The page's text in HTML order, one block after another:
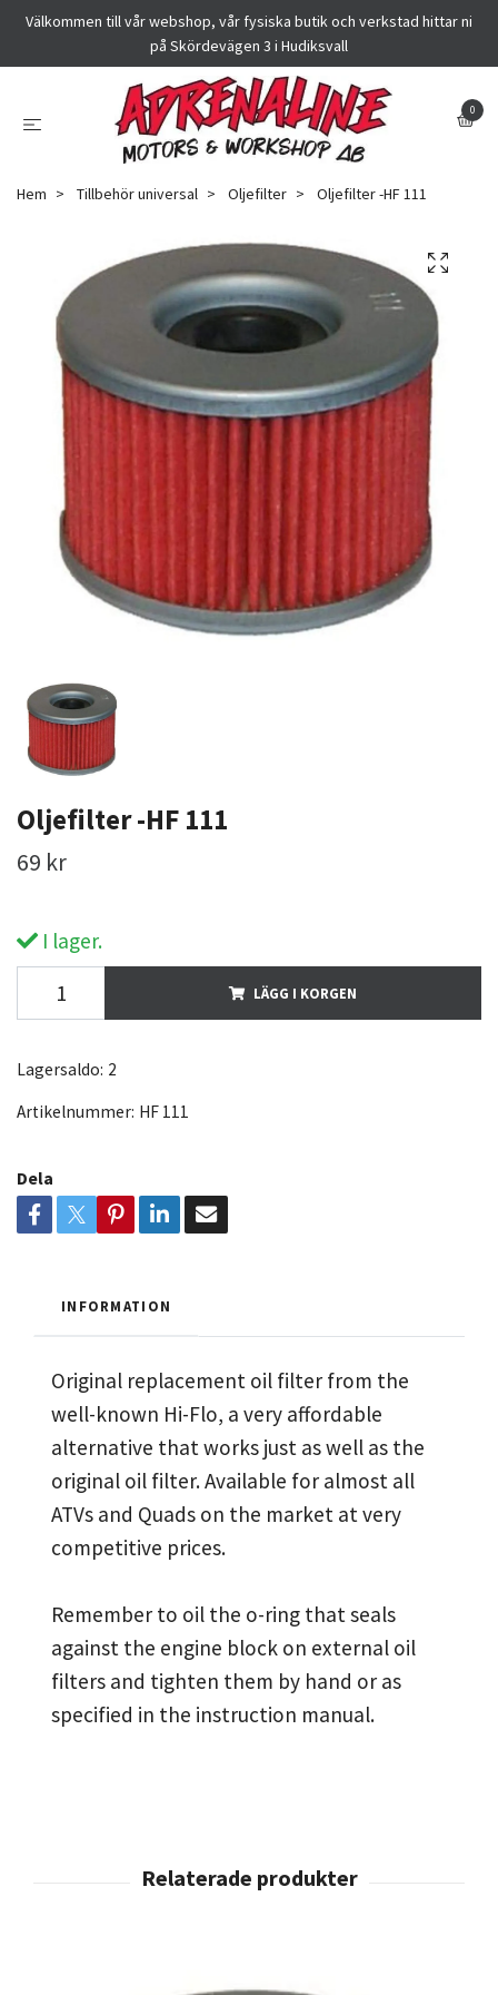
Välkommen till vår webshop, vår fysiska butik och verkstad hittar ni
på Skördevägen 3 i Hudiksvall
0
Hem Tillbehör universal Oljefilter Oljefilter -HF 111
Oljefilter -HF 111
69 kr
I lager.
LÄGG I KORGEN
Lagersaldo: 2
Artikelnummer: HF 111
Dela
INFORMATION
Original replacement oil filter from the
well-known Hi-Flo, a very affordable
alternative that works just as well as the
original oil filter. Available for almost all
ATVs and Quads on the market at very
competitive prices.
Remember to oil the o-ring that seals
against the engine block on external oil
filters and tighten them by hand or as
specified in the instruction manual.